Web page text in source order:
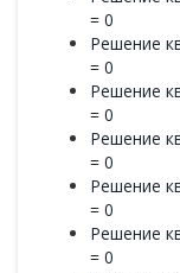
= 0
Решение
= 0
Решение
= 0
Решение
= 0
Решение
= 0
Решение
= 0